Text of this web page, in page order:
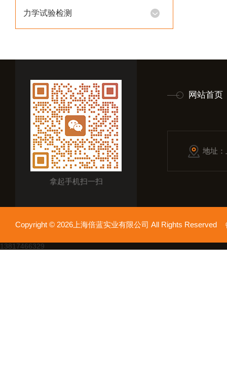
力学试验检测
拿起手机扫一扫
网站首页
地址
Copyright © 2026上海倍蓝实业有限公司 All Rights Reserved
13817466329